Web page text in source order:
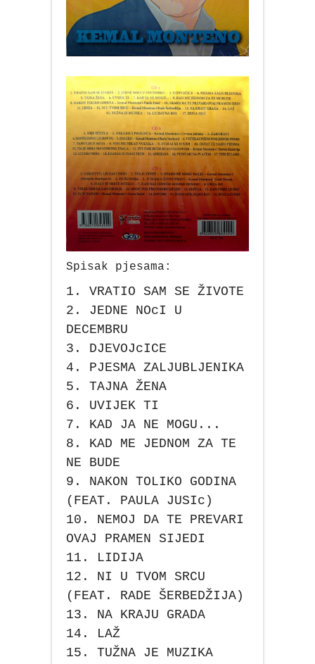
Spisak pjesama:
1. VRATIO SAM SE ŽIVOTE
2. JEDNE NOcI U
DECEMBRU
3. DJEVOJcICE
4. PJESMA ZALJUBLJENIKA
5. TAJNA ŽENA
6. UVIJEK TI
7. KAD JA NE MOGU...
8. KAD ME JEDNOM ZA TE
NE BUDE
9. NAKON TOLIKO GODINA
(FEAT. PAULA JUSIc)
10. NEMOJ DA TE PREVARI
OVAJ PRAMEN SIJEDI
11. LIDIJA
12. NI U TVOM SRCU
(FEAT. RADE ŠERBEDŽIJA)
13. NA KRAJU GRADA
14. LAŽ
15. TUŽNA JE MUZIKA